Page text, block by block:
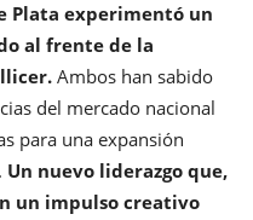
Plata experimentó un
al frente de la
Ambos han sabido
del mercado nacional
para una expansión
Un nuevo liderazgo que,
un impulso creativo